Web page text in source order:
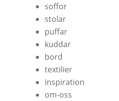
soffor
stolar
puffar
kuddar
bord
textilier
inspiration
om-oss